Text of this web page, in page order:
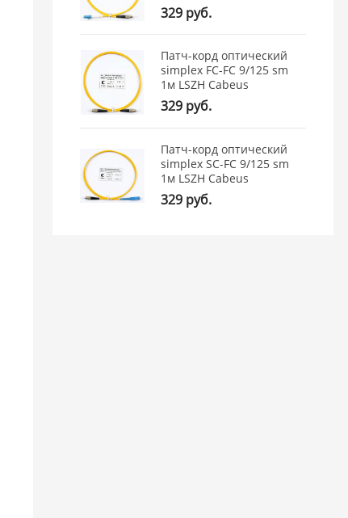
329 руб.
Патч-корд оптический
simplex FC-FC 9/125 sm
1м LSZH Cabeus
329 руб.
Патч-корд оптический
simplex SC-FC 9/125 sm
1м LSZH Cabeus
329 руб.